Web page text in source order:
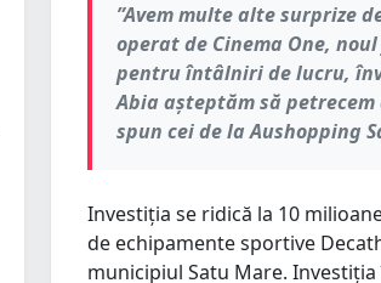
”Avem multe alte surprize
operat de Cinema One,
pentru întâlniri de lucru,
Abia așteptăm să
spun cei de la Aushopping
Investiția se ridică la 10
de echipamente sportive
municipiul Satu Mare.